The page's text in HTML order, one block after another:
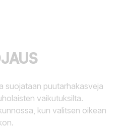
suojataan puutarhakasveja
vaikutuksilta.
kun valitsen oikean